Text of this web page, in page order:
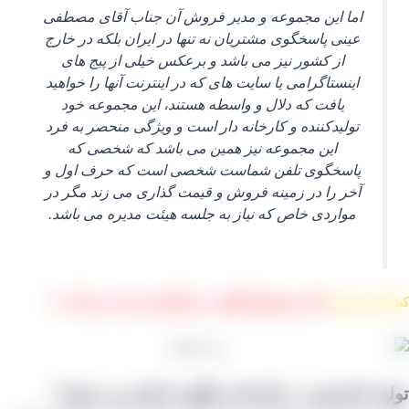
اما این مجموعه و مدیر فروش آن جناب آقای مصطفی
عینی پاسخگوی مشتریان نه تنها در ایران بلکه در خارج
از کشور نیز می‌ باشد و برعکس خیلی از پیج‌ های
اینستاگرامی یا سایت‌ های که در اینترنت آنها را خواهید
یافت که دلال و واسطه هستند، این مجموعه خود
تولیدکننده و کارخانه‌ دار است و ویژگی منحصر به فرد
این مجموعه نیز همین می‌ باشد که شخصی که
پاسخگوی تلفن شماست شخصی است که حرف اول و
آخر را در زمینه فروش و قیمت گذاری می‌ زند مگر در
مواردی خاص که نیاز به جلسه هیئت مدیره می‌ باشد.
پلویی
کشمش در کارخانه چگونه انجام می شود؟